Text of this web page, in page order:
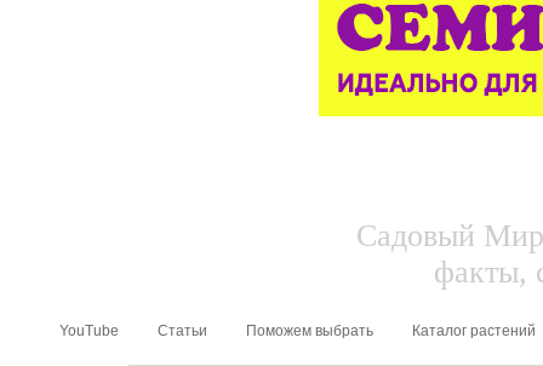
Садовый
факты,
YouTube Статьи Поможем выбрать Каталог растений